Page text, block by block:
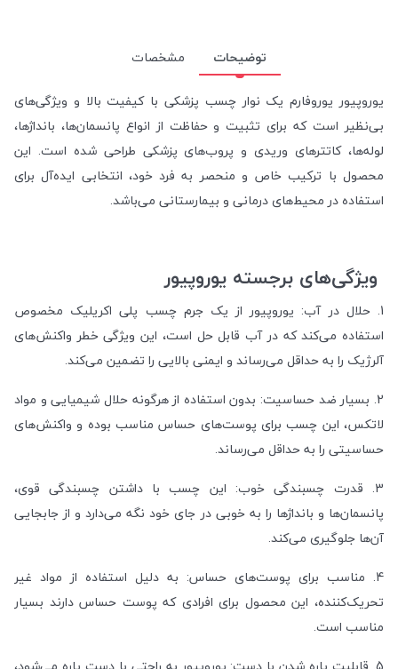
توضیحات
مشخصات
یوروپیور یوروفارم یک نوار چسب پزشکی با کیفیت بالا و ویژگی‌های
بی‌نظیر است که برای تثبیت و حفاظت از انواع پانسمان‌ها، بانداژها،
لوله‌ها، کاتترهای وریدی و پروب‌های پزشکی طراحی شده است. این
محصول با ترکیب خاص و منحصر به فرد خود، انتخابی ایده‌آل برای
استفاده در محیط‌های درمانی و بیمارستانی می‌باشد.
ویژگی‌های برجسته یوروپیور
1. حلال در آب: یوروپیور از یک جرم چسب پلی اکریلیک مخصوص
استفاده می‌کند که در آب قابل حل است، این ویژگی خطر واکنش‌های
آلرژیک را به حداقل می‌رساند و ایمنی بالایی را تضمین می‌کند.
2. بسیار ضد حساسیت: بدون استفاده از هرگونه حلال شیمیایی و مواد
لاتکس، این چسب برای پوست‌های حساس مناسب بوده و واکنش‌های
حساسیتی را به حداقل می‌رساند.
3. قدرت چسبندگی خوب: این چسب با داشتن چسبندگی قوی،
پانسمان‌ها و بانداژها را به خوبی در جای خود نگه می‌دارد و از جابجایی
آن‌ها جلوگیری می‌کند.
4. مناسب برای پوست‌های حساس: به دلیل استفاده از مواد غیر
تحریک‌کننده، این محصول برای افرادی که پوست حساس دارند بسیار
مناسب است.